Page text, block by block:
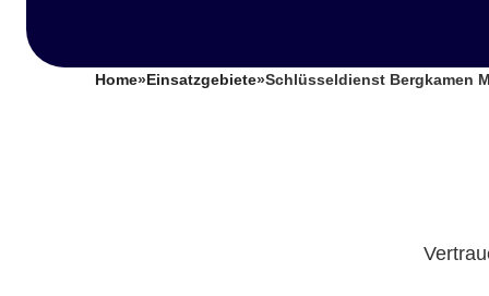
Home» Einsatzgebiete»Schlüsseldienst Bergkamen